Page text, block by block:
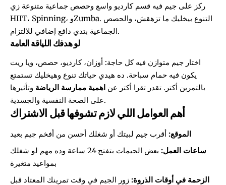
ركز على جيم فيه قسم كارديو واسع وحصص جماعية متنوعة زي
HIIT، Spinning، وZumba. التنوع بيخليك ما تزهقش، والحصص
الجماعية بتدي دافع إضافي للالتزام.
لو هدفك اللياقة العامة
اختار جيم متوازن فيه كل حاجة: أوزان، كارديو، حصص، ويا ريت
يكون فيه حمام سباحة. ده هيدي حياتك تنوع وهيخليك تستمتع
بالتمرين أكتر. تقدر تقرا أكتر عن اهمية ممارسة الرياضة وتأثيرها
على الصحة النفسية والجسدية.
أهم العوامل اللي لازم تشوفها قبل الاشتراك
الموقع: أقرب جيم لبيتك أو شغلك أحسن من أفخم جيم بعيد
ساعات العمل:
بعض الجيمات بتفتح 24 ساعة وده مهم لو شغلك
بمواعيد متغيرة
الزحمة في أوقات الذروة: زور الجيم في وقت تمرينك المعتاد قبل